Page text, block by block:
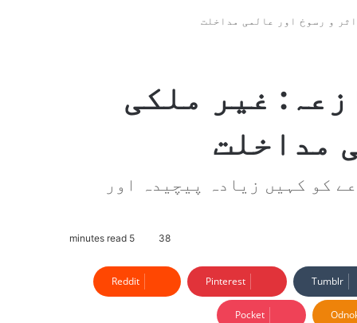
و رسوخ اور عالمی مداخلت
غیر ملکی
مداخلت
کو کہیں زیادہ پیچیدہ اور
38
Tumblr
Pinterest
Reddit
Pocket